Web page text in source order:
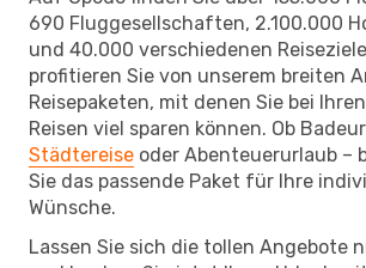
690 Fluggesellschaften, 2.100.000
und 40.000 verschiedenen
profitieren Sie von unserem breiten
Reisepaketen, mit denen Sie bei
Reisen viel sparen können. Ob
Städtereise oder Abenteuerurlaub –
Sie das passende Paket für Ihre
Wünsche.
Lassen Sie sich die tollen Angebote